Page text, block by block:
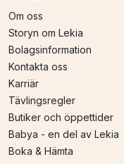
Om oss
Storyn om Lekia
Bolagsinformation
Kontakta oss
Karriär
Tävlingsregler
Butiker och öppettider
Babya - en del av Lekia
Boka & Hämta